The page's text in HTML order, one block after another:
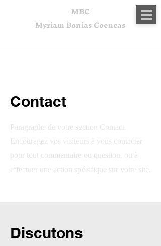
MBC
Myriam Bonias Coencas
Contact
Paragraphe de votre section Contact.
Encouragez vos visiteurs à vous contacter
pour tout commentaire ou question, ou à
effectuer une action spécifique sur votre site.
Discutons